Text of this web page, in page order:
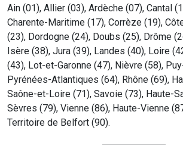
Ain (01), Allier (03), Ardèche (07), Cantal
Charente-Maritime (17), Corrèze (19),
(23), Dordogne (24), Doubs (25), Drôme
Isère (38), Jura (39), Landes (40), Loire
(43), Lot-et-Garonne (47), Nièvre (58),
Pyrénées-Atlantiques (64), Rhône (69),
Saône-et-Loire (71), Savoie (73), Haute-
Sèvres (79), Vienne (86), Haute-Vienne
Territoire de Belfort (90).